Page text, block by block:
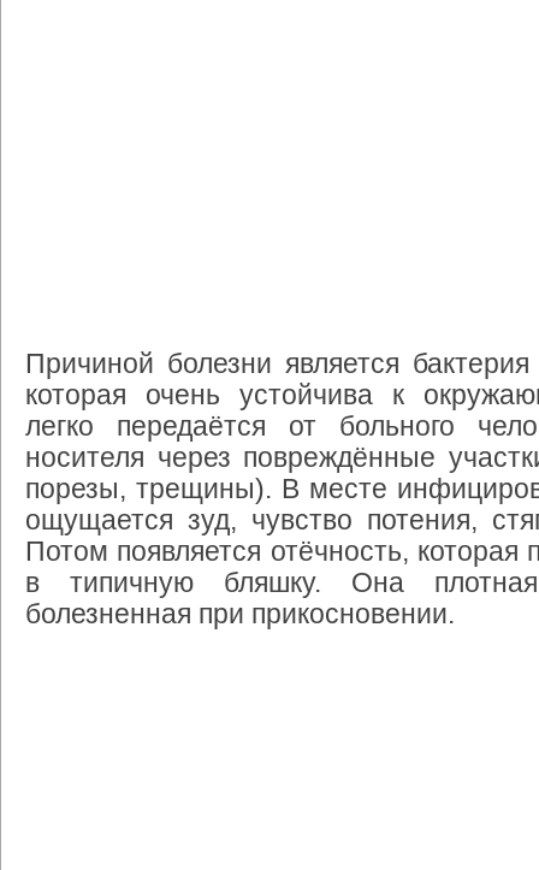
Причиной болезни является бактерия
которая
очень устойчива к
легко
передаётся от больного
носителя через повреждённые
порезы, трещины). В месте
ощущается зуд, чувство потения,
Потом появляется отёчность, которая
в
типичную бляшку. Она плотная
болезненная при прикосновении.